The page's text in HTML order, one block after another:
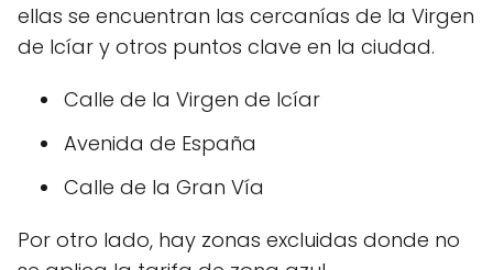
ellas se encuentran las cercanías de la Virgen
de Icíar y otros puntos clave en la ciudad.
Calle de la Virgen de Icíar
Avenida de España
Calle de la Gran Vía
Por otro lado, hay zonas excluidas donde no